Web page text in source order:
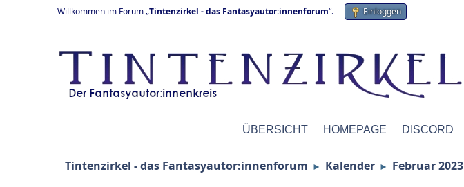
Willkommen im Forum „Tintenzirkel - das Fantasyautor:innenforum“. Einloggen
ÜBERSICHT HOMEPAGE DISCORD
Tintenzirkel - das Fantasyautor:innenforum ► Kalender ► Februar 2023